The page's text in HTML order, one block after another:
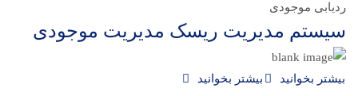
ردیابی موجودی
سیستم مدیریت ریسک مدیریت موجودی
بیشتر بخوانید بیشتر بخوانید